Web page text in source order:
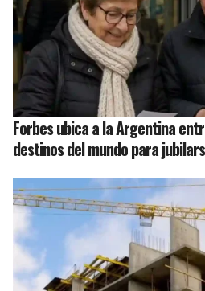
Forbes ubica a la Argentina
destinos del mundo para